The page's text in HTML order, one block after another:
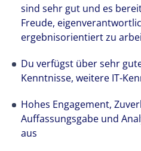
sind sehr gut und es
Freude,
ergebnisorientiert zu
Du verfügst über sehr
Kenntnisse, weitere IT-
Hohes Engagement,
Auffassungsgabe und
aus